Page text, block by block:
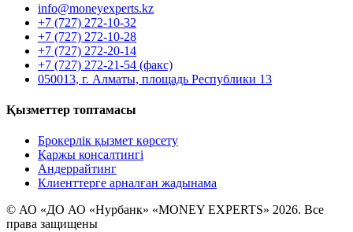
info@moneyexperts.kz
+7 (727) 272-10-32
+7 (727) 272-10-28
+7 (727) 272-20-14
+7 (727) 272-21-54 (факс)
050013, г. Алматы, площадь Республики 13
Қызметтер топтамасы
Брокерлік қызмет көрсету
Қаржы консалтингі
Андеррайтинг
Клиенттерге арналған жадынама
© АО «ДО АО «Нурбанк» «MONEY EXPERTS» 2026. Все
права защищены